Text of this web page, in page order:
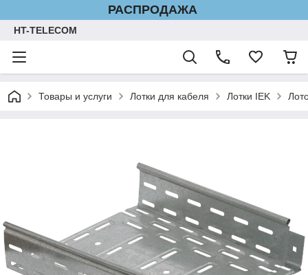
РАСПРОДАЖА
HT-TELECOM
Товары и услуги Лотки для кабеля Лотки IEK